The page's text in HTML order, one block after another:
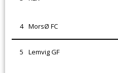
4 MorsØ FC
5 Lemvig GF